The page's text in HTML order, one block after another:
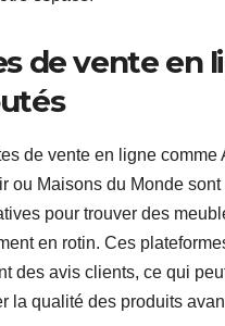
étagères aux coffres de
permettent de voir et
avant d’acheter, ce qui est
de visiter des
sur le mobilier en
proposer des articles
N’hésitez pas à
aux vendeurs sur les